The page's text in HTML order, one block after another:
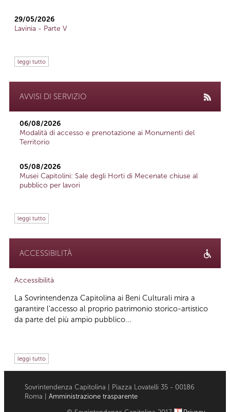
29/05/2026
Lavinia - Parte V
leggi tutto
AVVISI DI SERVIZIO
06/08/2026
Modalità di accesso e prenotazione ai Monumenti del
Territorio
05/08/2026
Musei Capitolini: Sale degli Horti di Mecenate chiuse al
pubblico per lavori
leggi tutto
ACCESSIBILITÀ
Accessibilità
La Sovrintendenza Capitolina ai Beni Culturali mira a
garantire l’accesso al proprio patrimonio storico-artistico
da parte del più ampio pubblico...
leggi tutto
Sovrintendenza Capitolina | Piazza Lovatelli 35 - 00186
Roma | Amministrazione trasparente